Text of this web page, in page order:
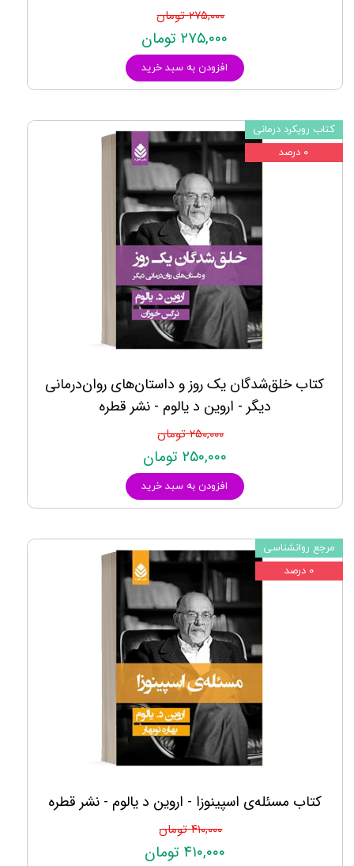
۲۷۵,۰۰۰ تومان
۲۷۵,۰۰۰ تومان
افزودن به سبد خرید
کتاب خلق‌‌شدگان یک روز و داستان‌‌های روان‌درمانی
دیگر - اروین د یالوم - نشر قطره
۲۵۰,۰۰۰ تومان
۲۵۰,۰۰۰ تومان
افزودن به سبد خرید
کتاب رویکرد درمانی
۰ درصد
کتاب مسئله‌ی اسپینوزا - اروین د یالوم - نشر قطره
۴۱۰,۰۰۰ تومان
۴۱۰,۰۰۰ تومان
مرجع روانشناسی
۰ درصد